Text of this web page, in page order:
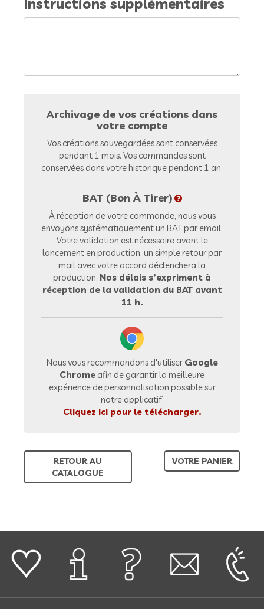
Archivage de vos créations dans
votre compte
Vos créations sauvegardées sont conservées
pendant 1 mois. Vos commandes sont
conservées dans votre historique pendant 1 an.
BAT (Bon À Tirer)
À réception de votre commande, nous vous
envoyons systématiquement un BAT par email.
Votre validation est nécessaire avant le
lancement en production, un simple retour par
mail avec votre accord déclenchera la
production. Nos délais s’expriment à
réception de la validation du BAT avant
11 h.
Nous vous recommandons d'utiliserGoogle
Chrome afin de garantir la meilleure
expérience de personnalisation possible sur
notre applicatif.
Cliquez ici pour le télécharger.
RETOUR AU
CATALOGUE
VOTRE PANIER